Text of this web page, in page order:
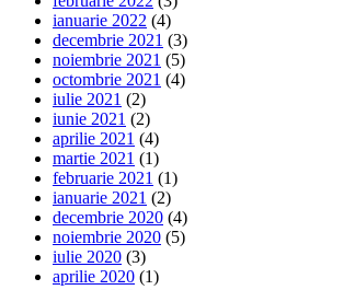
ianuarie 2022 (4)
decembrie 2021 (3)
noiembrie 2021 (5)
octombrie 2021 (4)
iulie 2021 (2)
iunie 2021 (2)
aprilie 2021 (4)
martie 2021 (1)
februarie 2021 (1)
ianuarie 2021 (2)
decembrie 2020 (4)
noiembrie 2020 (5)
iulie 2020 (3)
aprilie 2020 (1)